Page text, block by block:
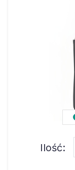
Ilość: